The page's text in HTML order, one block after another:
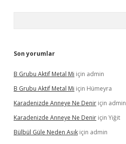
Son yorumlar
B Grubu Aktif Metal Mi için admin
B Grubu Aktif Metal Mi için Hümeyra
Karadenizde Anneye Ne Denir için admin
Karadenizde Anneye Ne Denir için Yiğit
Bülbül Güle Neden Aşık için admin